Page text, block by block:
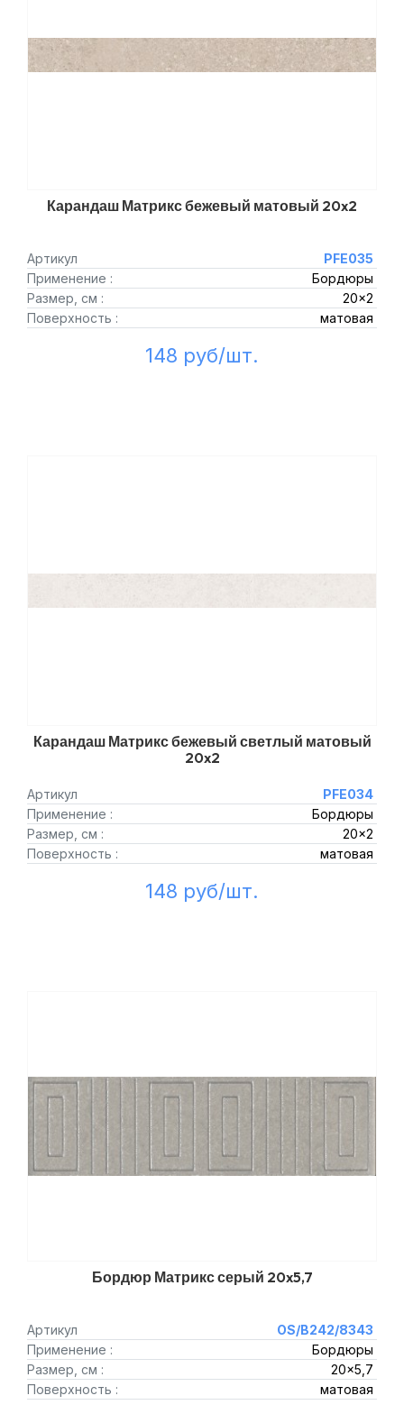
Карандаш Матрикс бежевый матовый 20x2
Артикул
PFE035
Применение :
Бордюры
Размер, см :
20x2
Поверхность :
матовая
148 руб/шт.
Карандаш Матрикс бежевый светлый матовый
20x2
Артикул
PFE034
Применение :
Бордюры
Размер, см :
20x2
Поверхность :
матовая
148 руб/шт.
Бордюр Матрикс серый 20x5,7
Артикул
OS/B242/8343
Применение :
Бордюры
Размер, см :
20x5,7
Поверхность :
матовая